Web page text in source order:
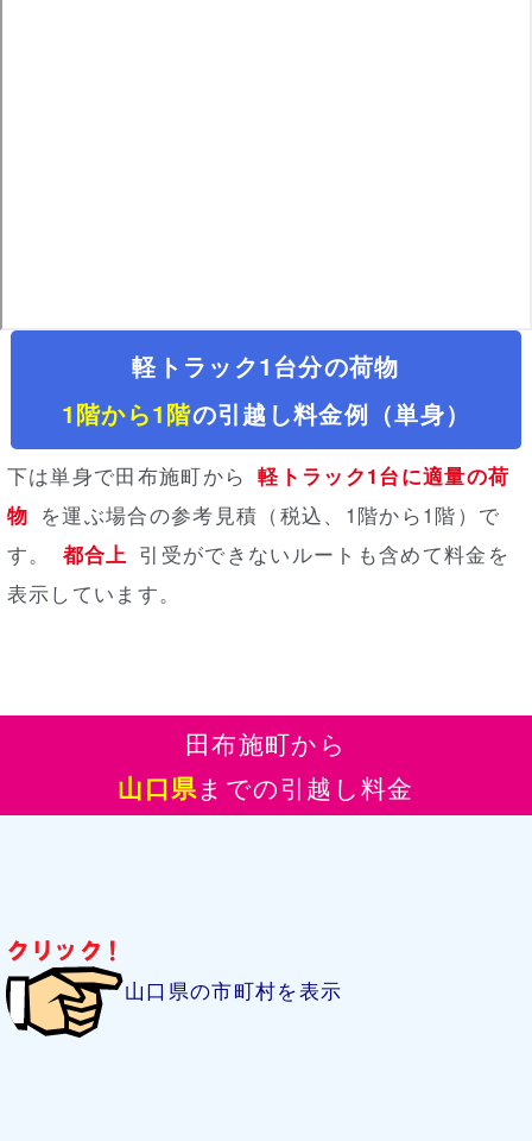
軽トラック1台分の荷物
1階から1階の引越し料金例（単身）
下は単身で田布施町から 軽トラック1台に適量の荷
物 を運ぶ場合の参考見積（税込、1階から1階） で
す。
都合上 引受ができないルートも含めて料金を
表示しています。
田布施町から
山口県までの引越し料金
山口県の市町村を表示